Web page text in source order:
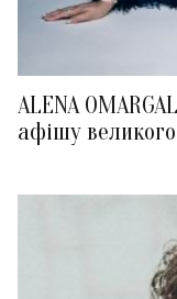
ALENA
афішу